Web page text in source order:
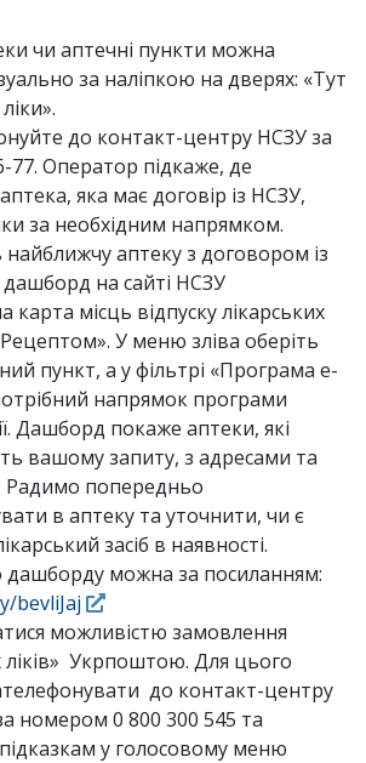
чи аптечні пункти можна
за наліпкою на дверях: «Тут
до контакт-центру НСЗУ за
Оператор підкаже, де
яка має договір із НСЗУ,
за необхідним напрямком.
найближчу аптеку з договором із
на сайті НСЗУ
карта місць відпуску лікарських
У меню зліва оберіть
пункт, а у фільтрі «Програма е-
напрямок програми
Дашборд покаже аптеки, які
вашому запиту, з адресами та
Радимо попередньо
в аптеку та уточнити, чи є
засіб в наявності.
дашборду можна за посиланням:
bevliJaj
можливістю замовлення
ліків» Укрпоштою. Для цього
до контакт-центру
номером 0 800 300 545 та
у голосовому меню